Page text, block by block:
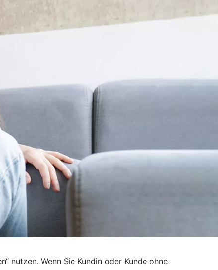
nutzen. Wenn Sie Kundin oder Kunde ohne